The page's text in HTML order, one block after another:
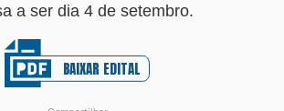
a ser dia 4 de setembro.
BAIXAR EDITAL